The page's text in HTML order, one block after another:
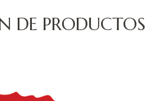
DE PRODUCTOS